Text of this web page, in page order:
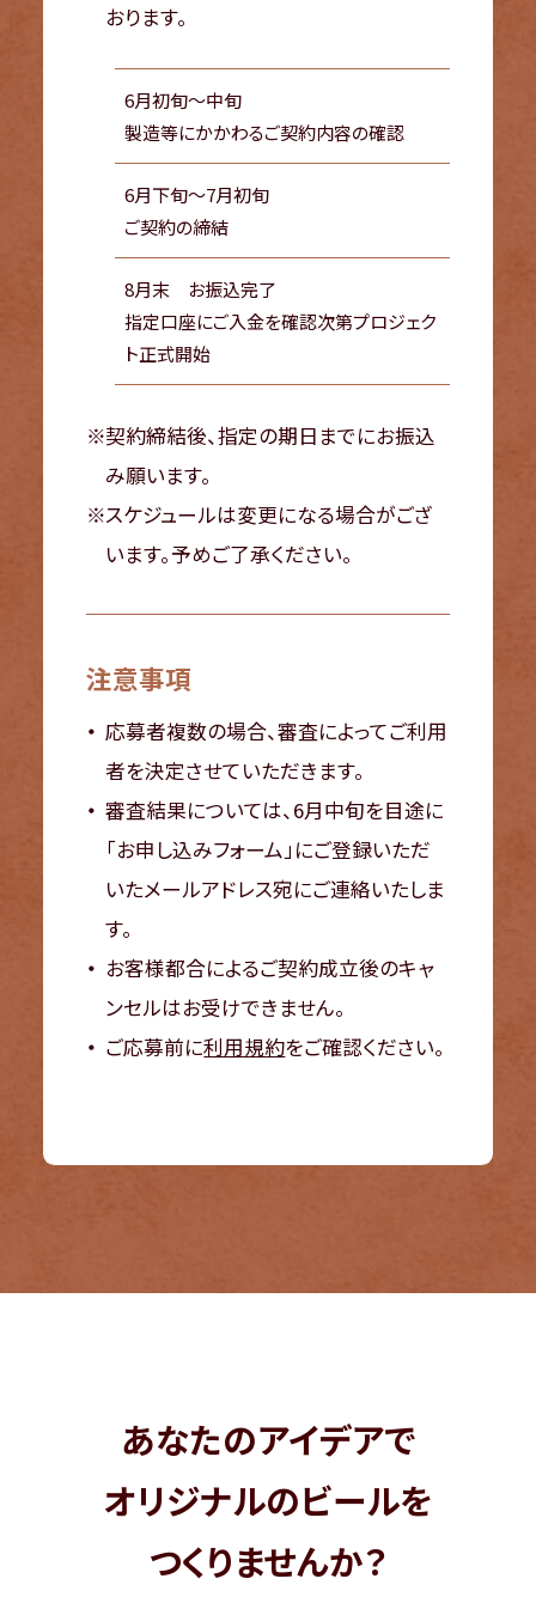
おります。
6月初旬～中旬
製造等にかかわるご契約内容の確認
6月下旬～7月初旬
ご契約の締結
8月末 お振込完了
指定口座にご入金を確認次第プロジェク
ト正式開始
契約締結後、指定の期日までにお振込
み願います。
スケジュールは変更になる場合がござ
います。予めご了承ください。
注意事項
応募者複数の場合、審査によってご利用
者を決定させていただきます。
審査結果については、6月中旬を目途に
「お申し込みフォーム」にご登録いただ
いたメールアドレス宛にご連絡いたしま
す。
お客様都合によるご契約成立後のキャ
ンセルはお受けできません。
ご応募前に利用規約をご確認ください。
あなたのアイデアで
オリジナルのビールを
つくりませんか？